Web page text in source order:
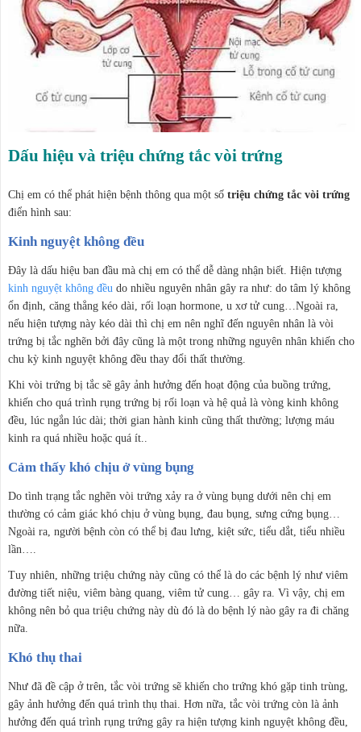
Dấu hiệu và triệu chứng tắc vòi trứng
Chị em có thể phát hiện bệnh thông qua một số triệu chứng tắc vòi trứng
điển hình sau:
Kinh nguyệt không đều
Đây là dấu hiệu ban đầu mà chị em có thể dễ dàng nhận biết. Hiện tượng
kinh nguyệt không đều do nhiều nguyên nhân gây ra như: do tâm lý không
ổn định, căng thẳng kéo dài, rối loạn hormone, u xơ tử cung…Ngoài ra,
nếu hiện tượng này kéo dài thì chị em nên nghĩ đến nguyên nhân là vòi
trứng bị tắc nghẽn bởi đây cũng là một trong những nguyên nhân khiến cho
chu kỳ kinh nguyệt không đều thay đổi thất thường.
Khi vòi trứng bị tắc sẽ gây ảnh hưởng đến hoạt động của buồng trứng,
khiến cho quá trình rụng trứng bị rối loạn và hệ quả là vòng kinh không
đều, lúc ngắn lúc dài; thời gian hành kinh cũng thất thường; lượng máu
kinh ra quá nhiều hoặc quá ít..
Cảm thấy khó chịu ở vùng bụng
Do tình trạng tắc nghẽn vòi trứng xảy ra ở vùng bụng dưới nên chị em
thường có cảm giác khó chịu ở vùng bụng, đau bụng, sưng cứng bụng…
Ngoài ra, người bệnh còn có thể bị đau lưng, kiệt sức, tiểu dắt, tiểu nhiều
lần….
Tuy nhiên, những triệu chứng này cũng có thể là do các bệnh lý như viêm
đường tiết niệu, viêm bàng quang, viêm tử cung… gây ra. Vì vậy, chị em
không nên bỏ qua triệu chứng này dù đó là do bệnh lý nào gây ra đi chăng
nữa.
Khó thụ thai
Như đã đề cập ở trên, tắc vòi trứng sẽ khiến cho trứng khó gặp tinh trùng,
gây ảnh hưởng đến quá trình thụ thai. Hơn nữa, tắc vòi trứng còn là ảnh
hưởng đến quá trình rụng trứng gây ra hiện tượng kinh nguyệt không đều,